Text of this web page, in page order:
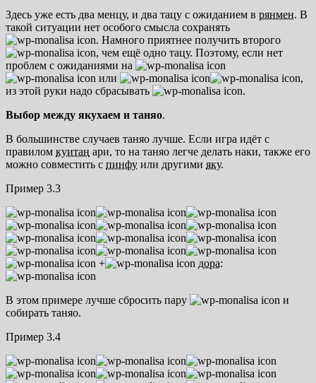
Здесь уже есть два менцу, и два тацу с ожиданием в рянмен. В
такой ситуации нет особого смысла сохранять
. Намного приятнее получить второго
, чем ещё одно тацу. Поэтому, если нет
проблем с ожиданиями на
или
,
из этой руки надо сбрасывать
.
Выбор между якухаем и таняо.
В большинстве случаев таняо лучше. Если игра идёт с
правилом куитан ари, то на таняо легче делать наки, также его
можно совместить с пинфу или другими яку.
Пример 3.3
+ дора:
В этом примере лучше сбросить пару
и
собирать таняо.
Пример 3.4